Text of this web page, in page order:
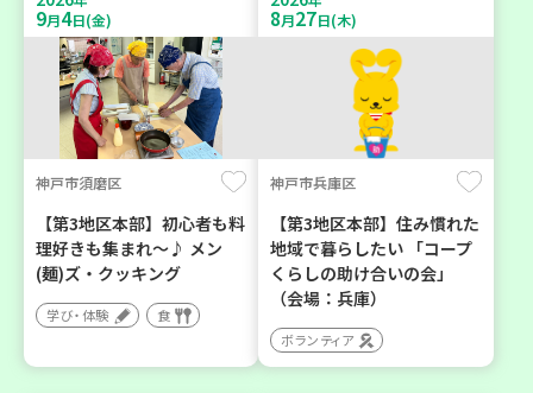
9月4日(金)
神戸市須磨区
【第3地区本部】初心者も料
理好きも集まれ～♪ メン
(麺)ズ・クッキング
学び・体験 食
8月27日(木)
神戸市兵庫区
【第3地区本部】住み慣れた
地域で暮らしたい 「コープ
くらしの助け合いの会」
（会場：兵庫）
ボランティア